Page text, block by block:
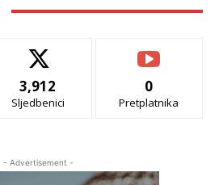
3,912
Sljedbenici
0
Pretplatnika
- Advertisement -